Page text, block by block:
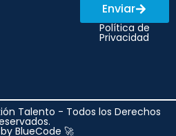
Enviar
Política de
Privacidad
Talento - Todos los Derechos
BlueCode 🚀